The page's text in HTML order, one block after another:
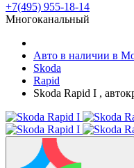
+7(495) 955-18-14
Многоканальный
Авто в наличии в
Skoda
Rapid
Skoda Rapid I ,